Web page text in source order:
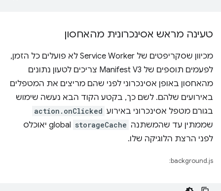
טעינה מראש אסינכרונית מהאחסון
מכיוון שסקריפטים של Service Worker לא פועלים כל הזמן,
לפעמים תוספים של Manifest V3 צריכים לטעון נתונים
מהאחסון באופן אסינכרוני לפני שהם מריצים את המטפלים
באירועים שלהם. לשם כך, בקטע הקוד הבא נעשה שימוש
בגורם מטפל אסינכרוני באירוע action.onClicked
שממתין עד שהמשתנה storageCache
global יאוכלס
לפני הרצת הלוגיקה שלו.
background.js: